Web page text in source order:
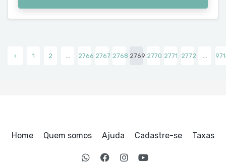
‹ 1 2 ... 2766 2767 2768 2769 2770 2771 2772 ...
Home Quem somos Ajuda Cadastre-se Taxas